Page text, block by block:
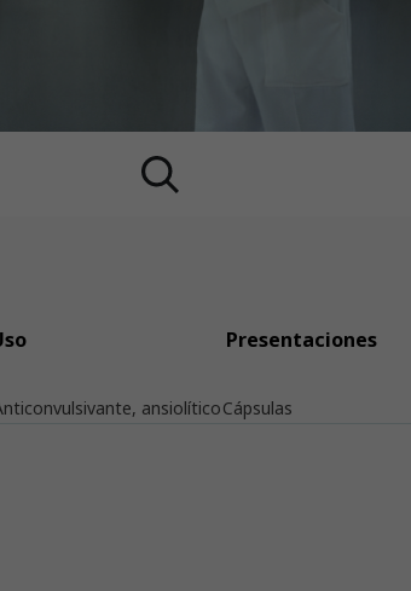
Presentaciones
ansiolíticoCápsulas